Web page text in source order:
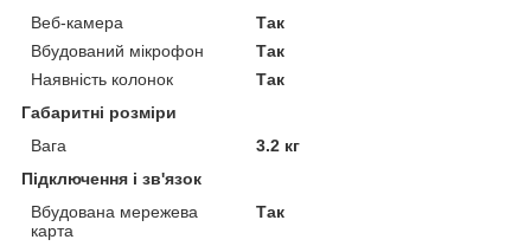
Веб-камера
Так
Вбудований мікрофон
Так
Наявність колонок
Так
Габаритні розміри
Вага
3.2 кг
Підключення і зв'язок
Вбудована мережева
карта
Так